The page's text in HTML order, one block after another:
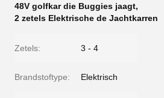
48V golfkar die Buggies jaagt,
2 zetels Elektrische de Jachtkarren
Zetels: 3 - 4
Brandstoftype: Elektrisch